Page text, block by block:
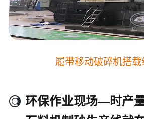
履带移动破碎机搭载
环保作业现场—时产